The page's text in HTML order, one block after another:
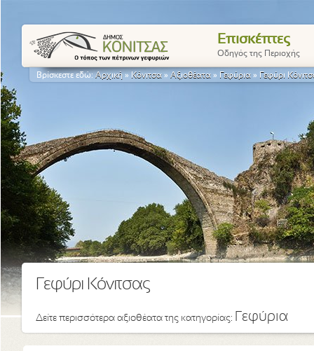
Επισκέπτες
Οδηγός της Περιοχής
Βρίσκεστε εδώ:Αρχική » Κόνιτσα » Αξιοθέατα » Γεφύρια » Γεφύρι
Γεφύρι Κόνιτσας
Δείτε περισσότερα αξιοθέατα της κατηγορίας: Γεφύρια